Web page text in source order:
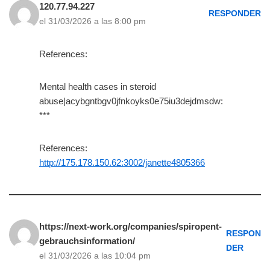
120.77.94.227
el 31/03/2026 a las 8:00 pm
RESPONDER
References:
Mental health cases in steroid
abuse|acybgntbgv0jfnkoyks0e75iu3dejdmsdw:
***
References:
http://175.178.150.62:3002/janette4805366
https://next-work.org/companies/spiropent-
gebrauchsinformation/
el 31/03/2026 a las 10:04 pm
RESPON
DER